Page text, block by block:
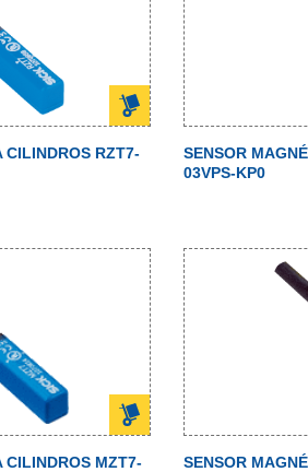
CILINDROS RZT7-
SENSOR
03VPS-KP0
CILINDROS MZT7-
SENSOR